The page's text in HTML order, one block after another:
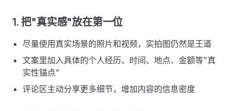
1. 把"真实感"放在第一位
尽量使用真实场景的照片和视频，实拍图仍然是王道
文案里加入具体的个人经历、时间、地点、金额等"真
实性锚点"
评论区主动分享更多细节，增加内容的信息密度